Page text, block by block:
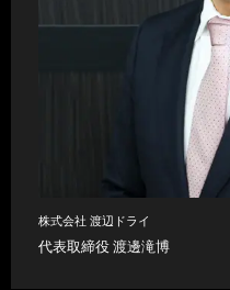
株式会社 渡辺ドライ
代表取締役 渡邊滝博